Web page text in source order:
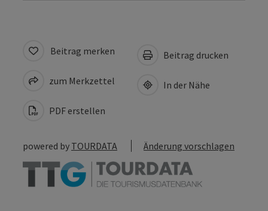
Beitrag merken
zum Merkzettel
PDF erstellen
Beitrag drucken
In der Nähe
powered by TOURDATA Änderung vorschlagen